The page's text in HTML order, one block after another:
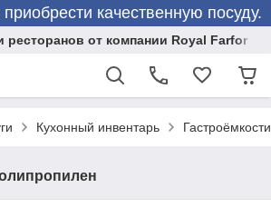
качественную посуду.
ресторанов от компании Royal Farfor
Кухонный инвентарь